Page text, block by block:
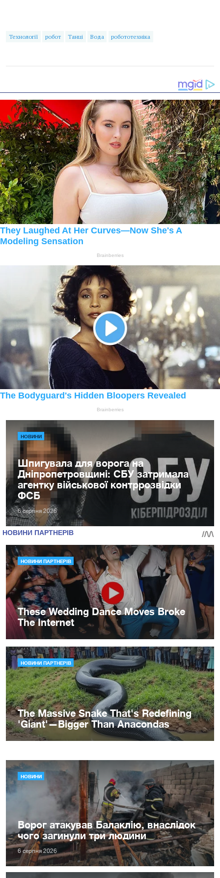
Технології робот Танці Вода робототехніка
НОВИНИ
Шпигувала для ворога на
Дніпропетровщині: СБУ затримала
агентку військової контррозвідки
ФСБ
6 серпня 2026
НОВИНИ
Ворог атакував Балаклію, внаслідок
чого загинули три людини
6 серпня 2026